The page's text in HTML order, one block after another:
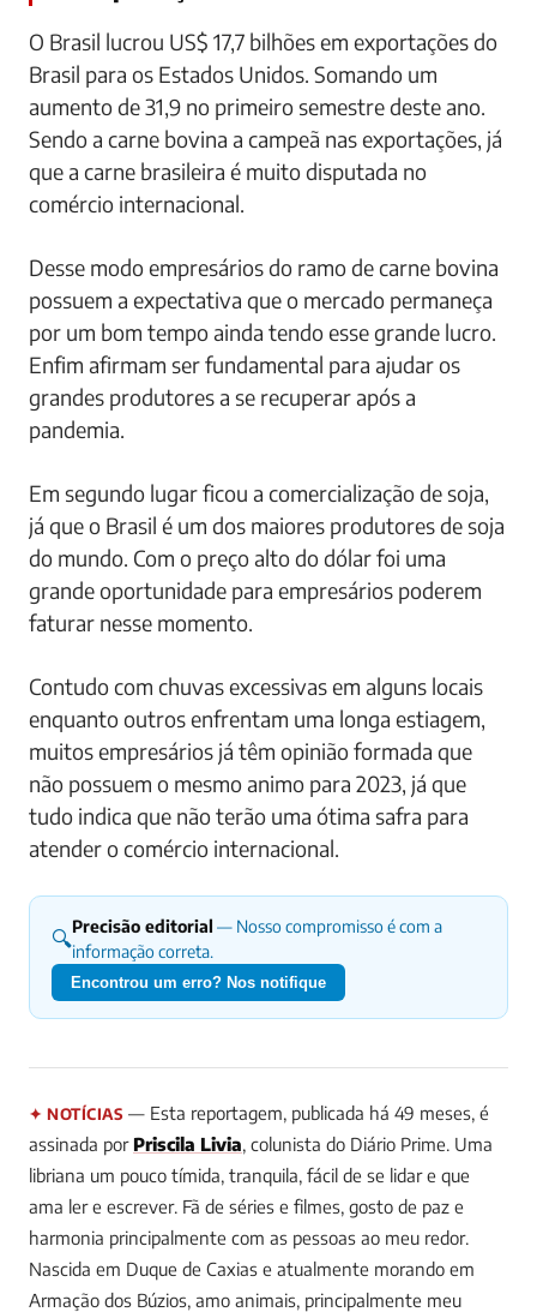
O Brasil lucrou US$ 17,7 bilhões em exportações do
Brasil para os Estados Unidos. Somando um
aumento de 31,9 no primeiro semestre deste ano.
Sendo a carne bovina a campeã nas exportações, já
que a carne brasileira é muito disputada no
comércio internacional.
Desse modo empresários do ramo de carne bovina
possuem a expectativa que o mercado permaneça
por um bom tempo ainda tendo esse grande lucro.
Enfim afirmam ser fundamental para ajudar os
grandes produtores a se recuperar após a
pandemia.
Em segundo lugar ficou a comercialização de soja,
já que o Brasil é um dos maiores produtores de soja
do mundo. Com o preço alto do dólar foi uma
grande oportunidade para empresários poderem
faturar nesse momento.
Contudo com chuvas excessivas em alguns locais
enquanto outros enfrentam uma longa estiagem,
muitos empresários já têm opinião formada que
não possuem o mesmo animo para 2023, já que
tudo indica que não terão uma ótima safra para
atender o comércio internacional.
🔍Precisão editorial — Nosso compromisso é com a
informação correta.
Encontrou um erro? Nos notifique
✦ NOTÍCIAS — Esta reportagem, publicada há 49 meses, é
assinada por Priscila Livia, colunista do Diário Prime. Uma
libriana um pouco tímida, tranquila, fácil de se lidar e que
ama ler e escrever. Fã de séries e filmes, gosto de paz e
harmonia principalmente com as pessoas ao meu redor.
Nascida em Duque de Caxias e atualmente morando em
Armação dos Búzios, amo animais, principalmente meu